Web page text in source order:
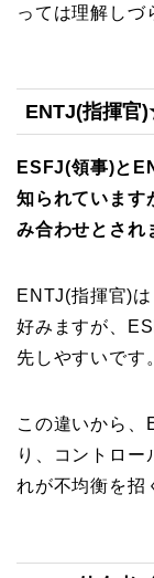
っては理解しづ
ENTJ(指揮
ESFJ(領事)と
知られています
み合わせとされ
ENTJ(指揮官)
好みますが、
先しやすいです。
この違いから、
り、コントロー
れが不均衡を招